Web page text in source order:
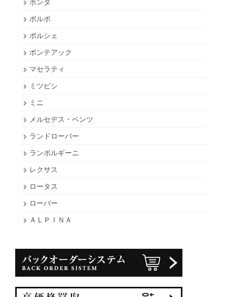
ホンダ
ボルボ
ポルシェ
ポンテアック
マセラティ
ミツビシ
ミニ
メルセデス・ベンツ
ランドローバー
ランボルギーニ
レクサス
ロータス
ローバー
ＡＬＰＩＮＡ